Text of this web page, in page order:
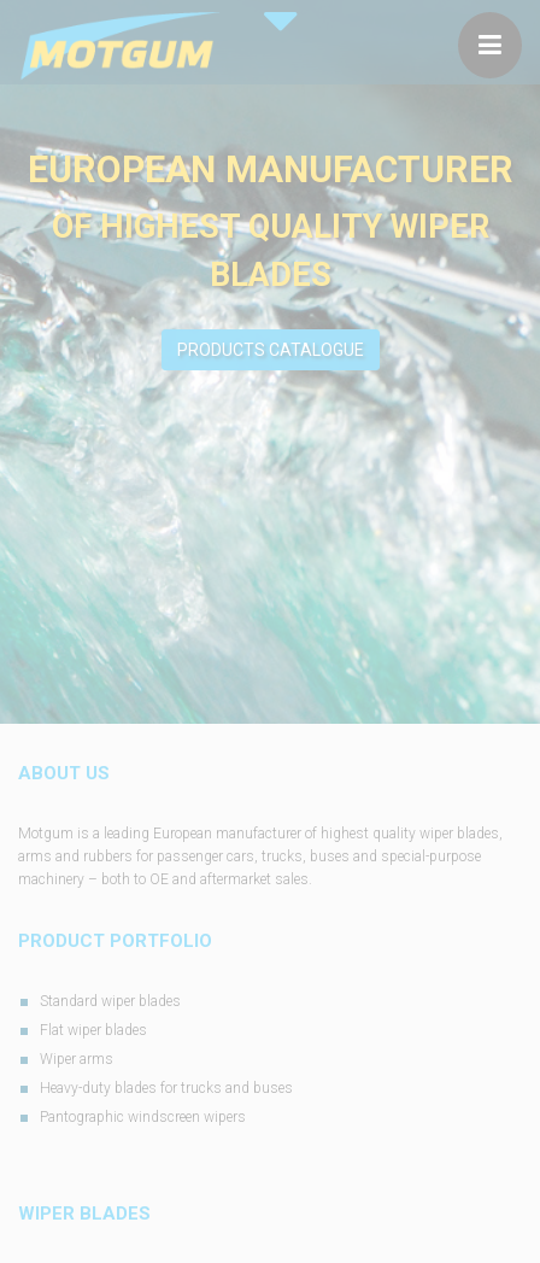
EUROPEAN MANUFACTURER
OF HIGHEST QUALITY WIPER
BLADES
PRODUCTS CATALOGUE
ABOUT US
Motgum is a leading European manufacturer of highest quality wiper blades,
arms and rubbers for passenger cars, trucks, buses and special-purpose
machinery – both to OE and aftermarket sales.
PRODUCT PORTFOLIO
Standard wiper blades
Flat wiper blades
Wiper arms
Heavy-duty blades for trucks and buses
Pantographic windscreen wipers
WIPER BLADES